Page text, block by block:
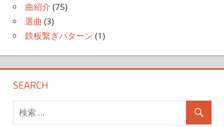
曲紹介 (75)
選曲 (3)
鉄板繋ぎパターン (1)
SEARCH